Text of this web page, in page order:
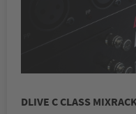
DLIVE C CLASS